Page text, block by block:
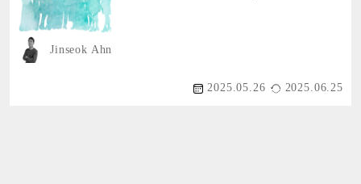
Jinseok Ahn
2025.05.26 2025.06.25